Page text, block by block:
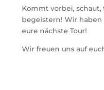
Kommt vorbei, schaut,
begeistern! Wir haben
eure nächste Tour!
Wir freuen uns auf